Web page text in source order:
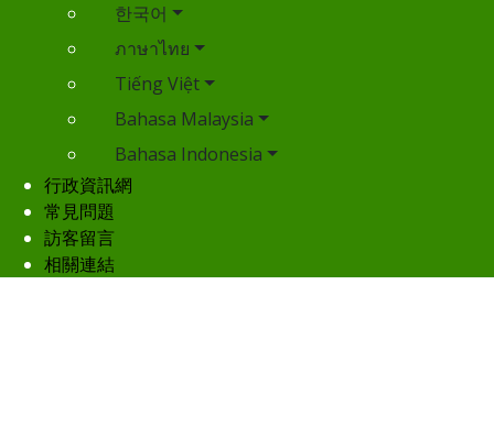
한국어
ภาษาไทย
Tiếng Việt
Bahasa Malaysia
Bahasa Indonesia
行政資訊網
常見問題
訪客留言
相關連結